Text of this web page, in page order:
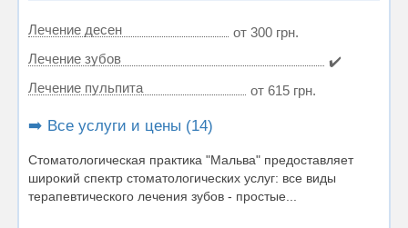
Лечение десен
от 300 грн.
Лечение зубов
✔️
Лечение пульпита
от 615 грн.
➡️ Все услуги и цены (14)
Стоматологическая практика "Мальва" предоставляет
широкий спектр стоматологических услуг: все виды
терапевтического лечения зубов - простые...